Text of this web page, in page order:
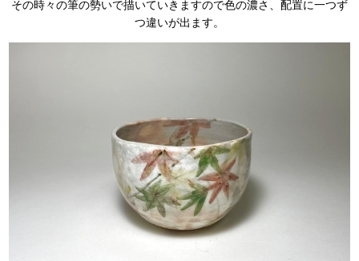
その時々の筆の勢いで描いていきますので色の濃さ、配置に一つず
つ違いが出ます。